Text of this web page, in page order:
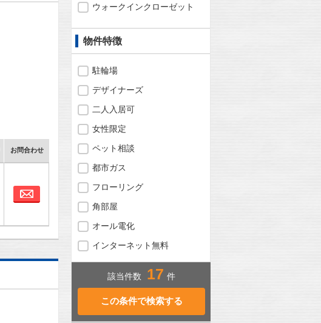
お問合わせ
お問合わせ
ウォークインクローゼット
物件特徴
駐輪場
デザイナーズ
二人入居可
女性限定
ペット相談
都市ガス
フローリング
角部屋
オール電化
インターネット無料
該当件数 17 件